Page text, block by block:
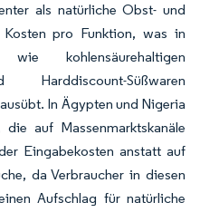
als natürliche Obst- und
pro Funktion, was in
wie kohlensäurehaltigen
Harddiscount-Süßwaren
In Ägypten und Nigeria
auf Massenmarktskanäle
Eingabekosten anstatt auf
da Verbraucher in diesen
Aufschlag für natürliche